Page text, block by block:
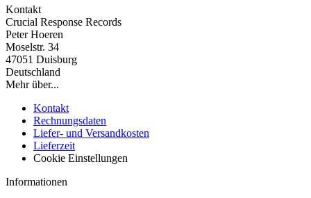
Kontakt
Crucial Response Records
Peter Hoeren
Moselstr. 34
47051 Duisburg
Deutschland
Mehr über...
Kontakt
Rechnungsdaten
Liefer- und Versandkosten
Lieferzeit
Cookie Einstellungen
Informationen